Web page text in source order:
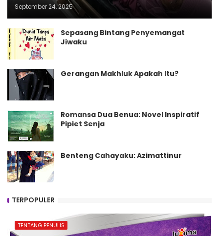
September 24, 2025
Sepasang Bintang Penyemangat
Jiwaku
Gerangan Makhluk Apakah Itu?
Romansa Dua Benua: Novel Inspiratif
Pipiet Senja
Benteng Cahayaku: Azimattinur
TERPOPULER
TENTANG PENULIS